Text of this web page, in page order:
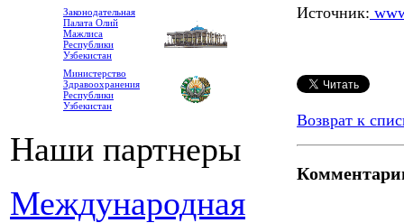
Законодательная
Палата Олий
Мажлиса
Республики
Узбекистан
Министерство
Здравоохранения
Республики
Узбекистан
Наши партнеры
Международная
Источник:
Возврат к